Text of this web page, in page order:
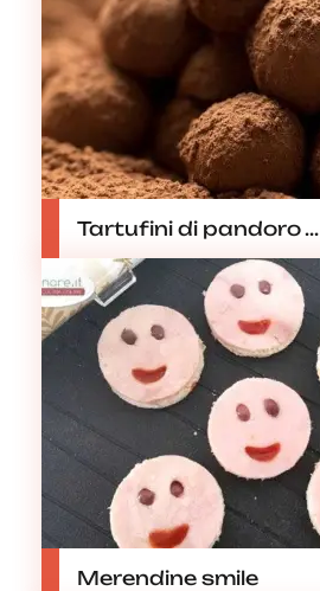
Tartufini di pandoro ...
Merendine smile